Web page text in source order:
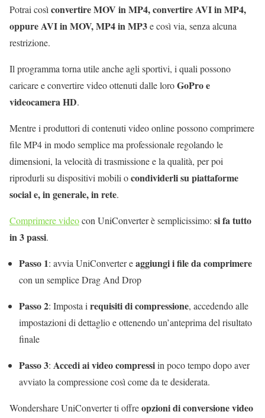
Potrai così convertire MOV in MP4, convertire AVI in MP4,
oppureAVI in MOV, MP4 in MP3e così via, senza alcuna
restrizione.
Il programma torna utile anche agli sportivi, i quali possono
caricare e convertire video ottenuti dalle loroGoPro e
videocamera HD.
Mentre i produttori di contenuti video online possono comprimere
file MP4 in modo semplice ma professionale regolando le
dimensioni, la velocità di trasmissione e la qualità, per poi
riprodurli su dispositivi mobili ocondividerli su piattaforme
social e, in generale, in rete.
Comprimere videocon UniConverter è semplicissimo: si fa tutto
in 3 passi.
Passo 1: avvia UniConverter eaggiungi i file da comprimere
con un semplice Drag And Drop
Passo 2: Imposta i requisiti di compressione, accedendo alle
impostazioni di dettaglio e ottenendo un’anteprima del risultato
finale
Passo 3: Accedi ai video compressiin poco tempo dopo aver
avviato la compressione così come da te desiderata.
Wondershare UniConverter ti offreopzioni di conversione video